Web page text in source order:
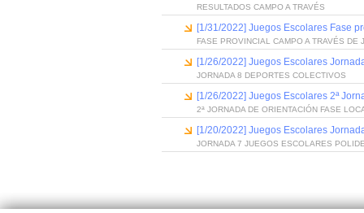
RESULTADOS CAMPO A TRAVÉS
[1/31/2022] Juegos Escolares Fase
FASE PROVINCIAL CAMPO A TRAVÉS DE
[1/26/2022] Juegos Escolares
JORNADA 8 DEPORTES COLECTIVOS
[1/26/2022] Juegos Escolares 2ª
2ª JORNADA DE ORIENTACIÓN FASE
[1/20/2022] Juegos Escolares
JORNADA 7 JUEGOS ESCOLARES